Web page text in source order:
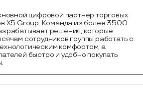
цифровой партнер торговых
X5 Group. Команда из более 3500
решения, которые
сотрудников группы работать с
комфортом, а
быстро и удобно покупать